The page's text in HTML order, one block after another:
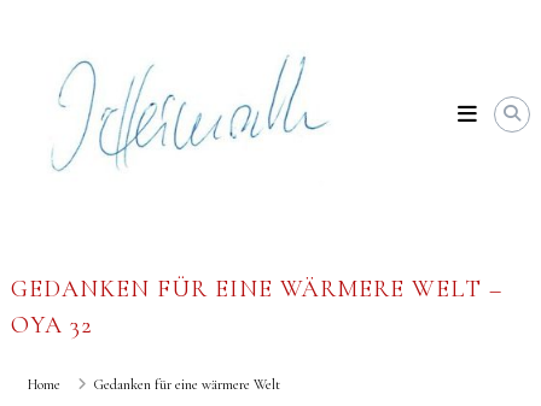
content
Heimrath
GEDANKEN FÜR EINE WÄRMERE WELT –
OYA 32
Home
Gedanken für eine wärmere Welt